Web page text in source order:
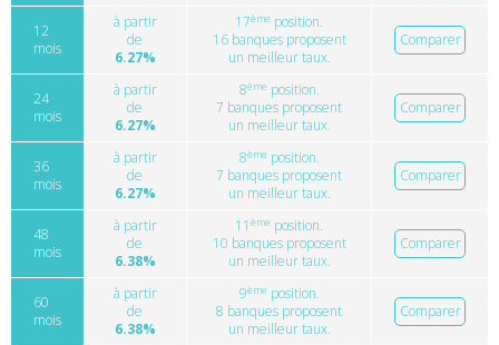
12
mois
à partir
de
6.27%
17ème position.
16 banques proposent
un meilleur taux.
Comparer
24
mois
à partir
de
6.27%
8èmeposition.
7 banques proposent
un meilleur taux.
Comparer
36
mois
à partir
de
6.27%
8èmeposition.
7 banques proposent
un meilleur taux.
Comparer
48
mois
à partir
de
6.38%
11 ème position.
10 banques proposent
un meilleur taux.
Comparer
60
mois
à partir
de
6.38%
9èmeposition.
8 banques proposent
un meilleur taux.
Comparer